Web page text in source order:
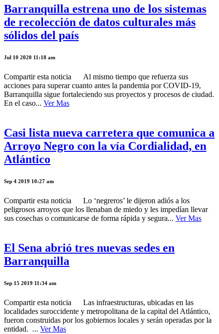
Barranquilla estrena uno de los sistemas
de recolección de datos culturales más
sólidos del país
Jul 10 2020 11:18 am
Compartir esta noticia Al mismo tiempo que refuerza sus
acciones para superar cuanto antes la pandemia por COVID-19,
Barranquilla sigue fortaleciendo sus proyectos y procesos de ciudad.
En el caso... Ver Mas
Casi lista nueva carretera que comunica a
Arroyo Negro con la vía Cordialidad, en
Atlántico
Sep 4 2019 10:27 am
Compartir esta noticia Lo ‘negreros’ le dijeron adiós a los
peligrosos arroyos que los llenaban de miedo y les impedían llevar
sus cosechas o comunicarse de forma rápida y segura... Ver Mas
El Sena abrió tres nuevas sedes en
Barranquilla
Sep 15 2019 11:34 am
Compartir esta noticia Las infraestructuras, ubicadas en las
localidades suroccidente y metropolitana de la capital del Atlántico,
fueron construidas por los gobiernos locales y serán operadas por la
entidad. ... Ver Mas